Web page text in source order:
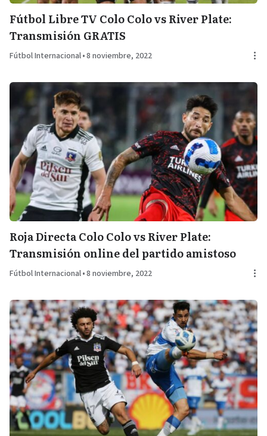
Fútbol Libre TV Colo Colo vs River Plate:
Transmisión GRATIS
Fútbol Internacional•8 noviembre, 2022
Roja Directa Colo Colo vs River Plate:
Transmisión online del partido amistoso
Fútbol Internacional•8 noviembre, 2022